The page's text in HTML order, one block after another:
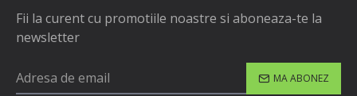
Fii la curent cu promotiile noastre si aboneaza-te la
newsletter
MA ABONEZ